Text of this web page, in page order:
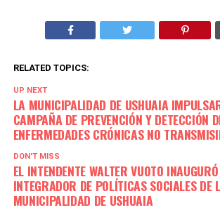
RELATED TOPICS:
UP NEXT
LA MUNICIPALIDAD DE USHUAIA
CAMPAÑA DE PREVENCIÓN Y DETECCIÓN
ENFERMEDADES CRÓNICAS NO
DON'T MISS
EL INTENDENTE WALTER VUOTO
INTEGRADOR DE POLÍTICAS SOCIALES DE
MUNICIPALIDAD DE USHUAIA